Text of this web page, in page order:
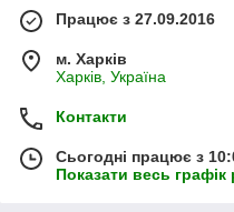
Працює з 27.09.2016
м. Харків
Харків, Україна
Контакти
Сьогодні працює з
Показати весь графік